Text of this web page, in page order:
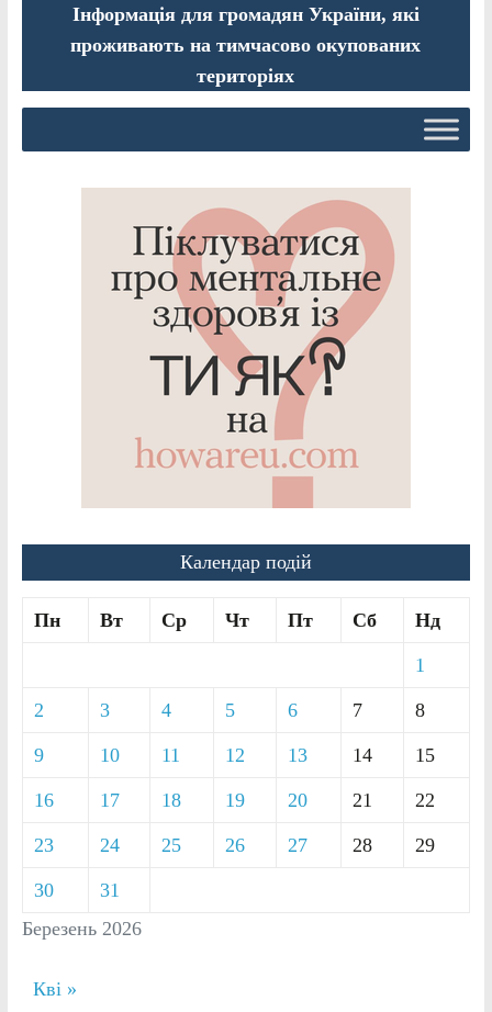
Інформація для громадян України, які
проживають на тимчасово окупованих
територіях
Календар подій
Березень 2026
Пн Вт Ср Чт Пт Сб Нд
1
2 3 4 5 6 7 8
9 10 11 12 13 14 15
16 17 18 19 20 21 22
23 24 25 26 27 28 29
30 31
Кві »